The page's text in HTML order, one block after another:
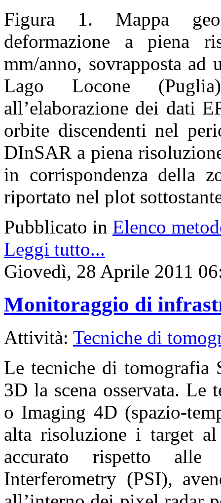
Figura 1. Mappa
deformazione a piena
mm/anno, sovrapposta ad
Lago Locone
all’elaborazione dei dati
orbite discendenti nel
DInSAR a piena
in corrispondenza della
riportato nel plot
Pubblicato in Elenco
Leggi tutto...
Giovedì, 28 Aprile 2011
Monitoraggio di
Attività: Tecniche di
Le tecniche di tomografia
3D la scena osservata. Le
o Imaging 4D (spazio-
alta risoluzione i target
accurato rispetto alle
Interferometry (PSI),